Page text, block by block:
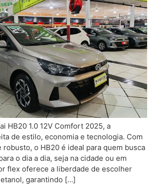
HB20 1.0 12V Comfort 2025, a
de estilo, economia e tecnologia. Com
o HB20 é ideal para quem busca
o dia a dia, seja na cidade ou em
flex oferece a liberdade de escolher
garantindo […]